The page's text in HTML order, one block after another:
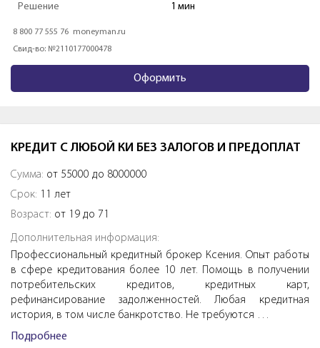
Решение
5 мин.
8 800 700 74 24 dengisrazy.ru
Свид-во: №1703020008232
Оформить
КРЕДИТ С ЛЮБОЙ КИ БЕЗ ЗАЛОГОВ И ПРЕДОПЛАТ
Сумма: от 55000 до 8000000
Срок: 11 лет
Возраст: от 19 до 71
Дополнительная информация:
Профессиональный кредитный брокер Ксения. Опыт работы
в сфере кредитования более 10 лет. Помощь в получении
потребительских кредитов, кредитных карт,
рефинансирование задолженностей. Любая кредитная
история, в том числе банкротство. Не требуются …
Подробнее